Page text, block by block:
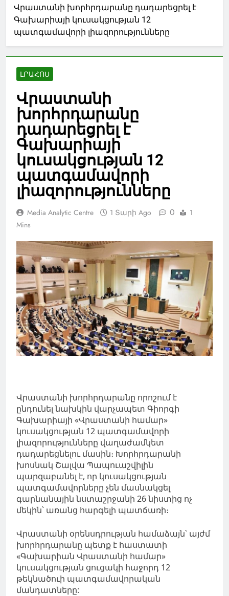
Վրաստանի խորհրդարանը դադարեցրել է
Գախարիայի կուսակցության 12
պատգամավորի լիազորությունները
ԼՐԱՀՈՍ
Վրաստանի
խորհրդարանը
դադարեցրել է
Գախարիայի
կուսակցության 12
պատգամավորի
լիազորությունները
Media Analytic Centre 1 Տարի Ago 0
1
Mins
Վրաստանի խորհրդարանը որոշում է
ընդունել նախկին վարչապետ Գիորգի
Գախարիայի «Վրաստանի համար»
կուսակցության 12 պատգամավորի
լիազորությունները վաղաժամկետ
դադարեցնելու մասին։ Խորհրդարանի
խոսնակ Շալվա Պապուաշվիլին
պարզաբանել է, որ կուսակցության
պատգամավորները չեն մասնակցել
գարնանային նստաշրջանի 26 նիստից ոչ
մեկին՝ առանց հարգելի պատճառի։
Վրաստանի օրենսդրության համաձայն՝ այժմ
խորհրդարանը պետք է հաստատի
«Գախարիան Վրաստանի համար»
կուսակցության ցուցակի հաջորդ 12
թեկնածուի պատգամավորական
մանդատները: